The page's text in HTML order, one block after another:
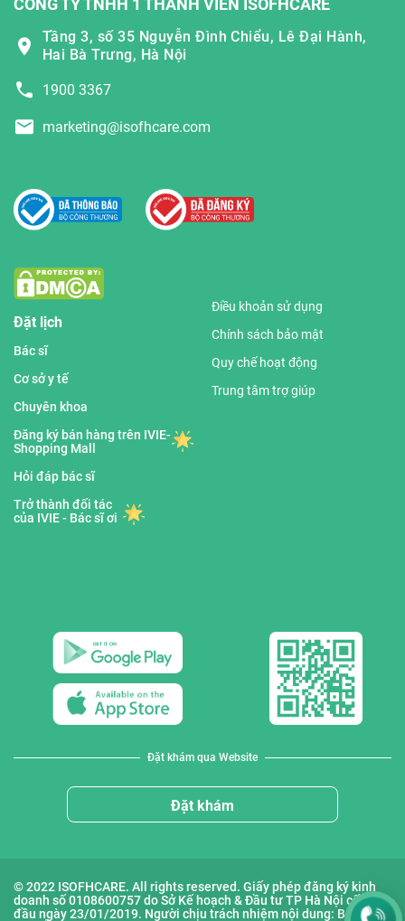
CÔNG TY TNHH 1 THÀNH VIÊN ISOFHCARE
Tầng 3, số 35 Nguyễn Đình Chiểu, Lê Đại Hành,
Hai Bà Trưng, Hà Nội
1900 3367
marketing@isofhcare.com
Đặt lịch
Bác sĩ
Cơ sở y tế
Chuyên khoa
Đăng ký bán hàng trên IVIE-
Shopping Mall
Hỏi đáp bác sĩ
Trở thành đối tác
của IVIE - Bác sĩ ơi
Điều khoản sử dụng
Chính sách bảo mật
Quy chế hoạt động
Trung tâm trợ giúp
Đặt khám qua Website
Đặt khám
© 2022 ISOFHCARE. All rights reserved. Giấy phép đăng ký kinh
doanh số 0108600757 do Sở Kế hoạch & Đầu tư TP Hà Nội cấp lần
đầu ngày 23/01/2019. Người chịu trách nhiệm nội dung: Bà